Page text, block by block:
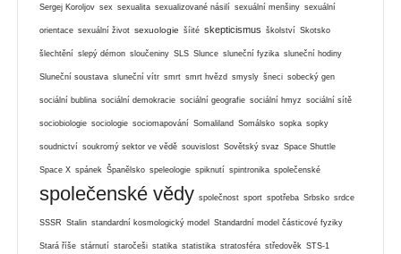
Sergej Koroljov sex sexualita sexualizované násilí sexuální menšiny sexuální
orientace sexuální život sexuologie šíité skepticismus školství Skotsko
šlechtění slepý démon sloučeniny SLS Slunce sluneční fyzika sluneční hodiny
Sluneční soustava sluneční vítr smrt smrt hvězd smysly šneci sobecký gen
sociální bublina sociální demokracie sociální geografie sociální hmyz sociální sítě
sociobiologie sociologie sociomapování Somaliland Somálsko sopka sopky
soudnictví soukromý sektor ve vědě souvislost Sovětský svaz Space Shuttle
Space X spánek Španělsko speleologie spiknutí spintronika společenské
společenské vědy společnost sport spotřeba Srbsko srdce
SSSR Stalin standardní kosmologický model Standardní model částicové fyziky
Stará říše stárnutí staročeši statika statistika stratosféra středověk STS-1